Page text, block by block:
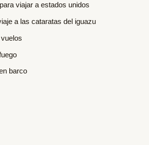
viajar a estados unidos
a las cataratas del iguazu
barco